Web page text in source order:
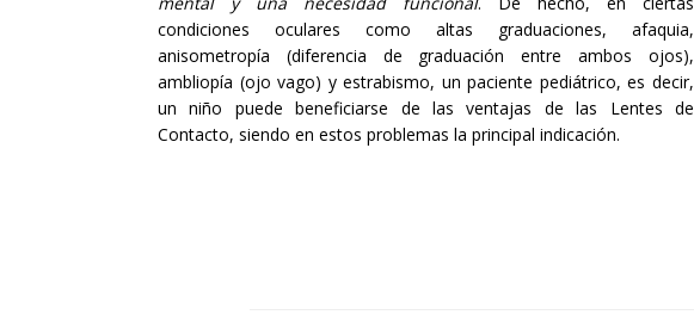
condiciones oculares como altas graduaciones, afaquia,
anisometropía (diferencia de graduación entre ambos ojos),
ambliopía (ojo vago) y estrabismo, un paciente pediátrico, es decir,
un niño puede beneficiarse de las ventajas de las Lentes de
Contacto, siendo en estos problemas la principal indicación.